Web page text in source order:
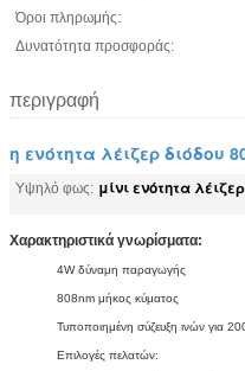
Όροι πληρωμής:
Δυνατότητα προσφοράς:
περιγραφή
η ενότητα λέιζερ διόδου
Υψηλό φως: μίνι ενότητα λέιζερ
Χαρακτηριστικά γνωρίσματα:
4W δύναμη παραγωγής
808nm μήκος κύματος
Τυποποιημένη σύζευξη ινών για
Επιλογές πελατών: